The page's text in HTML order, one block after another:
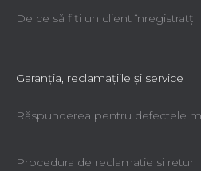
De ce să fiţi un client înregistratţ
Garanţia, reclamaţiile şi service
Răspunderea pentru defectele
Procedura de reclamatie si retur